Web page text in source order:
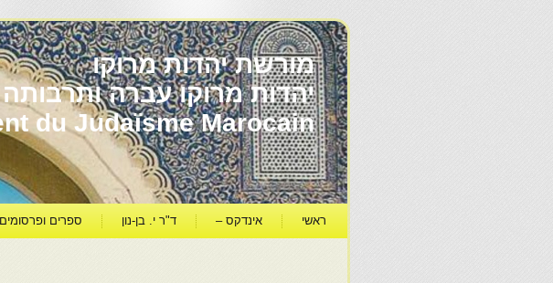
מורשת יהדות מרוקו
du Judaïsme Marocain
ראשי אינדקס – ד"ר י. בן-נון ספרים ופרסומים